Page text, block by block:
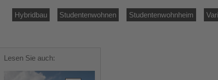
Hybridbau Studentenwohnen Studentenwohnheim
Lesen Sie auch: